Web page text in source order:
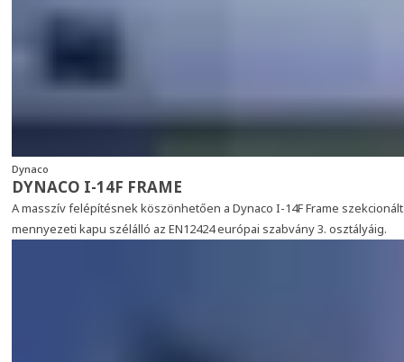
Dynaco
DYNACO I-14F FRAME
A masszív felépítésnek köszönhetően a Dynaco I-14F Frame szekcionált
mennyezeti kapu szélálló az EN12424 európai szabvány 3. osztályáig.